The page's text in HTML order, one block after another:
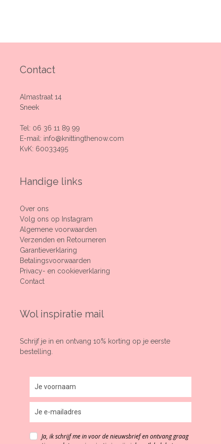
Contact
Almastraat 14
Sneek
Tel: 06 36 11 89 99
E-mail: info@knittingthenow.com
KvK: 60033495
Handige links
Over ons
Volg ons op Instagram
Algemene voorwaarden
Verzenden en Retourneren
Garantieverklaring
Betalingsvoorwaarden
Privacy- en cookieverklaring
Contact
Wol inspiratie mail
Schrijf je in en ontvang 10% korting op je eerste
bestelling.
Ja, ik schrijf me in voor de nieuwsbrief en ontvang graag